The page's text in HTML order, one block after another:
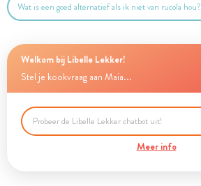
Wat is een goed alternatief als ik niet van rucola hou?
Welkom bij Libelle Lekker!
Stel je kookvraag aan Maia...
Meer info